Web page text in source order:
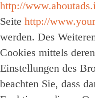
http://
Seite http://
werden. Des
Cookies mittels
Einstellungen des
beachten Sie, dass